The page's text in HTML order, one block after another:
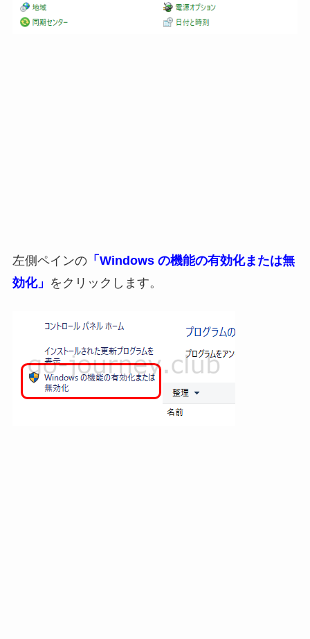
左側ペインの「Windows の機能の有効化または無
効化」 をクリックします。